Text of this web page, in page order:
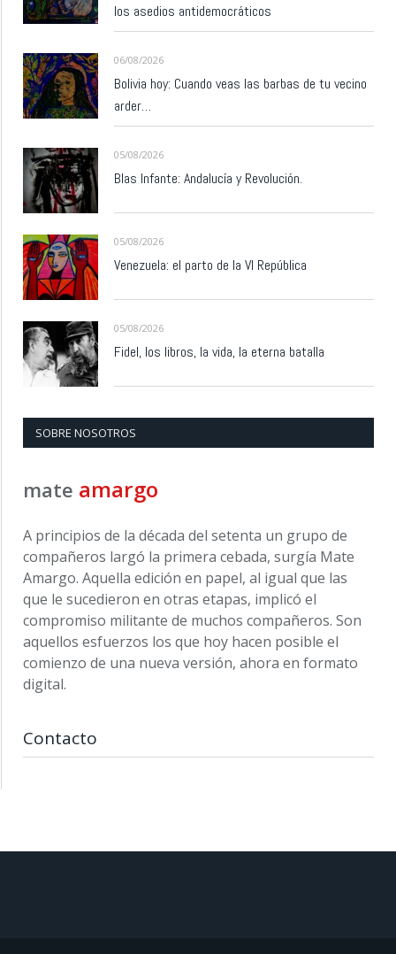
los asedios antidemocráticos
06/08/2026
Bolivia hoy: Cuando veas las barbas de tu vecino
arder…
05/08/2026
Blas Infante: Andalucía y Revolución.
05/08/2026
Venezuela: el parto de la VI República
05/08/2026
Fidel, los libros, la vida, la eterna batalla
SOBRE NOSOTROS
mate amargo
A principios de la década del setenta un grupo de
compañeros largó la primera cebada, surgía Mate
Amargo. Aquella edición en papel, al igual que las
que le sucedieron en otras etapas, implicó el
compromiso militante de muchos compañeros. Son
aquellos esfuerzos los que hoy hacen posible el
comienzo de una nueva versión, ahora en formato
digital.
Contacto